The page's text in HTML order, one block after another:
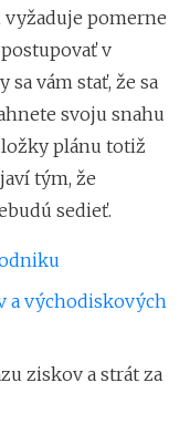
pomerne
v
vám stať, že sa
svoju snahu
plánu totiž
tým, že
sedieť.
a východiskových
ziskov a strát za